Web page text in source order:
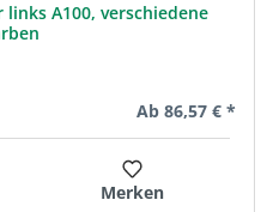
A100, verschiedene
Regulärer Preis:
Ab 86,57 € *
Merken